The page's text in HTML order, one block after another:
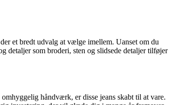
et bredt udvalg at vælge imellem. Uanset om du
detaljer som broderi, sten og slidsede detaljer tilføjer
håndværk, er disse jeans skabt til at vare.